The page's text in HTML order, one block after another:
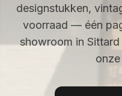
designstukken,
voorraad — één
showroom in